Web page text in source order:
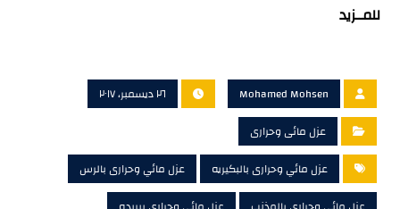
للمــزيد
Mohamed Mohsen
٢٦ ديسمبر، ٢٠١٧
عزل مائى وحرارى
عزل مائي وحرارى بالبكيريه
عزل مائي وحرارى بالرس